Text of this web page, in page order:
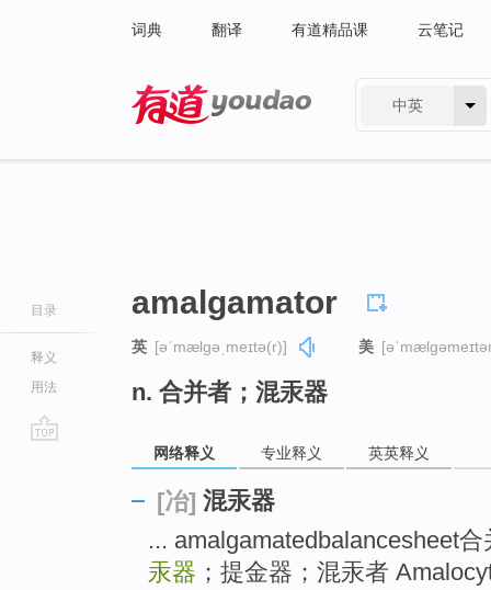
词典 翻译 有道精品课 云笔记
中英
目录
释义
用法
amalgamator
英 [əˈmælɡəˌmeɪtə(r)] 美
n. 合并者；混汞器
网络释义 专业释义 英英释义
[冶] 混汞器
... amalgamatedbalancesheet
汞器 ；提金器；混汞者